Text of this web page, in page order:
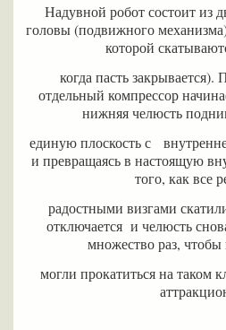
Надувной робот состоит из
головы (подвижного
которой
когда пасть закрывается).
отдельный компрессор
нижняя челюсть
единую плоскость с
и превращаясь в настоящую
того, как все
радостными визгами
отключается и челюсть
множество раз,
могли прокатиться на таком